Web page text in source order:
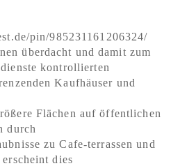
pin/985231161206324/
überdacht und damit zum
kontrollierten
Kaufhäuser und
Flächen auf öffentlichen
durch
zu Cafe-terrassen und
dies